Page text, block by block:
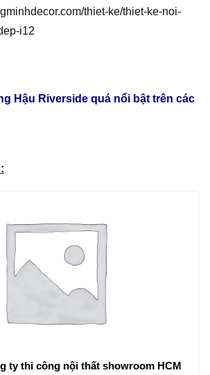
thiet-ke/thiet-ke-noi-
i12
Hậu Riverside quá nổi bật trên các
ty thi công nội thất showroom HCM